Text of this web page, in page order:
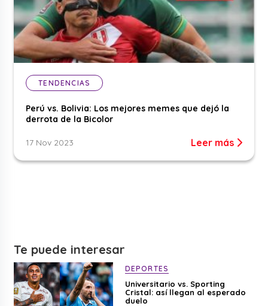
TENDENCIAS
Perú vs. Bolivia: Los mejores memes que dejó la
derrota de la Bicolor
17 Nov 2023 Leer más
Te puede interesar
DEPORTES
Universitario vs. Sporting
Cristal: así llegan al esperado
duelo